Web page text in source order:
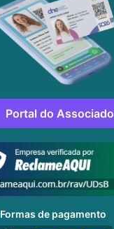
Portal do Associado
Formas de pagamento